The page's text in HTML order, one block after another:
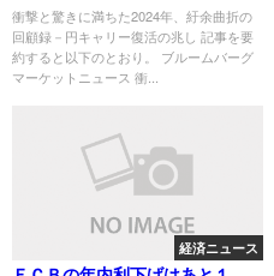
活の兆し
衝撃と驚きに満ちた2024年、紆余曲折の
回顧録－円キャリー復活の兆し 記事を要
約すると以下のとおり。 ブルームバーグ
マーケットニュース 衝...
経済ニュース